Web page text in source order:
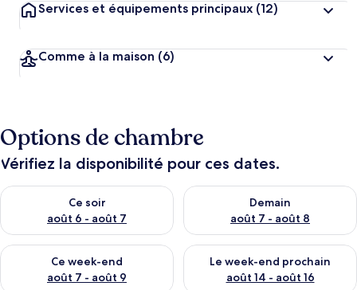
Services et équipements principaux (12)
Comme à la maison (6)
Options de chambre
Vérifiez la disponibilité pour ces dates.
Ce soir
août 6 - août 7
Vérifier la disponibilité pour ce soir août 6 - août 7
Demain
août 7 - août 8
Vérifier la disponibilité pour
Ce week-end
août 7 - août 9
Vérifier la disponibilité pour ce week-end août 7 - août 9
Le week-end prochain
août 14 - août 16
Vérifier la disponibilité pour